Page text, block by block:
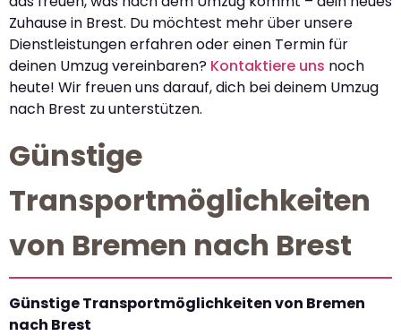
Zuhause in Brest. Du möchtest mehr über unsere
Dienstleistungen erfahren oder einen Termin für
deinen Umzug vereinbaren? Kontaktiere uns noch
heute! Wir freuen uns darauf, dich bei deinem Umzug
nach Brest zu unterstützen.
Günstige
Transportmöglichkeiten
von Bremen nach Brest
Günstige Transportmöglichkeiten von Bremen
nach Brest